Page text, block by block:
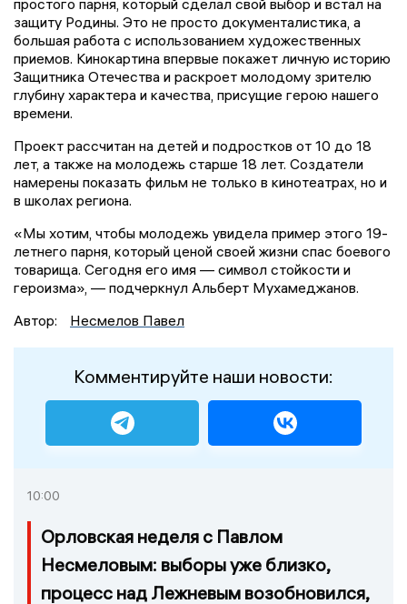
простого парня, который сделал свой выбор и встал на
защиту Родины. Это не просто документалистика, а
большая работа с использованием художественных
приемов. Кинокартина впервые покажет личную историю
Защитника Отечества и раскроет молодому зрителю
глубину характера и качества, присущие герою нашего
времени.
Проект рассчитан на детей и подростков от 10 до 18
лет, а также на молодежь старше 18 лет. Создатели
намерены показать фильм не только в кинотеатрах, но и
в школах региона.
«Мы хотим, чтобы молодежь увидела пример этого 19-
летнего парня, который ценой своей жизни спас боевого
товарища. Сегодня его имя — символ стойкости и
героизма», — подчеркнул Альберт Мухамеджанов.
Автор:
Несмелов Павел
Комментируйте наши новости:
10:00
Орловская неделя с Павлом
Несмеловым: выборы уже близко,
процесс над Лежневым возобновился,